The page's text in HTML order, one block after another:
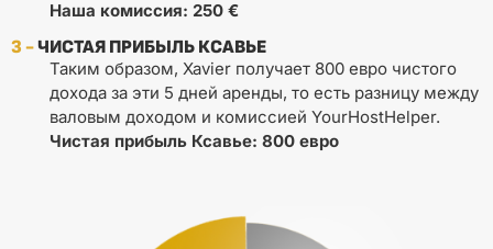
Наша комиссия: 250 €
3 -ЧИСТАЯ ПРИБЫЛЬ КСАВЬЕ
Таким образом, Xavier получает 800 евро чистого
дохода за эти 5 дней аренды, то есть разницу между
валовым доходом и комиссией YourHostHelper.
Чистая прибыль Ксавье: 800 евро